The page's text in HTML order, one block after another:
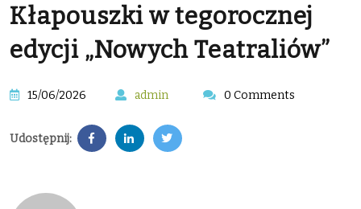
Kłapouszki w tegorocznej
edycji „Nowych Teatraliów”
15/06/2026 admin 0 Comments
Udostępnij: